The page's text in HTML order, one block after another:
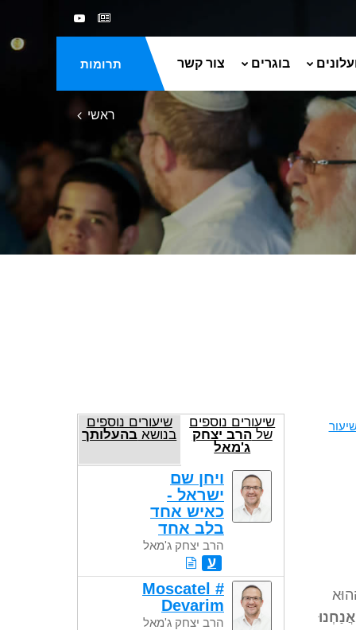
תרומות בוגרים צור קשר
ראשי
שיעורים נוספים
שלהרב יצחק
ג'מאל
שיעורים נוספים
בנושא בהעלותך
ויחן שם
ישראל -
כאיש אחד
בלב אחד
הרב יצחק ג'מאל
ע
Moscatel #
Devarim
הרב יצחק ג'מאל